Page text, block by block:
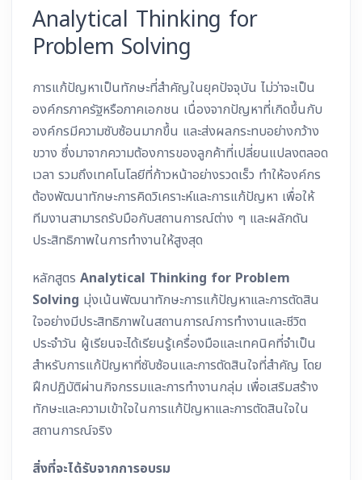
Analytical Thinking for
Problem Solving
การแก้ปัญหาเป็นทักษะที่สำคัญในยุคปัจจุบัน ไม่ว่าจะเป็น
องค์กรภาครัฐหรือภาคเอกชน เนื่องจากปัญหาที่เกิดขึ้นกับ
องค์กรมีความซับซ้อนมากขึ้น และส่งผลกระทบอย่างกว้าง
ขวาง ซึ่งมาจากความต้องการของลูกค้าที่เปลี่ยนแปลงตลอด
เวลา รวมถึงเทคโนโลยีที่ก้าวหน้าอย่างรวดเร็ว ทำให้องค์กร
ต้องพัฒนาทักษะการคิดวิเคราะห์และการแก้ปัญหา เพื่อให้
ทีมงานสามารถรับมือกับสถานการณ์ต่าง ๆ และผลักดัน
ประสิทธิภาพในการทำงานให้สูงสุด
หลักสูตร Analytical Thinking for Problem
Solving มุ่งเน้นพัฒนาทักษะการแก้ปัญหาและการตัดสิน
ใจอย่างมีประสิทธิภาพในสถานการณ์การทำงานและชีวิต
ประจำวัน ผู้เรียนจะได้เรียนรู้เครื่องมือและเทคนิคที่จำเป็น
สำหรับการแก้ปัญหาที่ซับซ้อนและการตัดสินใจที่สำคัญ โดย
ฝึกปฏิบัติผ่านกิจกรรมและการทำงานกลุ่ม เพื่อเสริมสร้าง
ทักษะและความเข้าใจในการแก้ปัญหาและการตัดสินใจใน
สถานการณ์จริง
สิ่งที่จะได้รับจากการอบรม